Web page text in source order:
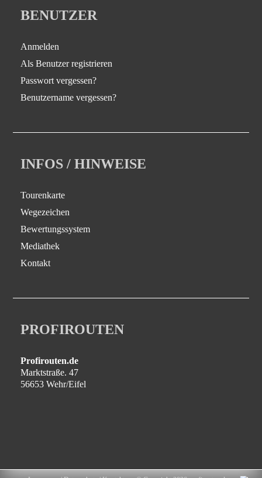
BENUTZER
Anmelden
Als Benutzer registrieren
Passwort vergessen?
Benutzername vergessen?
INFOS / HINWEISE
Tourenkarte
Wegezeichen
Bewertungssystem
Mediathek
Kontakt
PROFIROUTEN
Profirouten.de
Marktstraße. 47
56653 Wehr/Eifel